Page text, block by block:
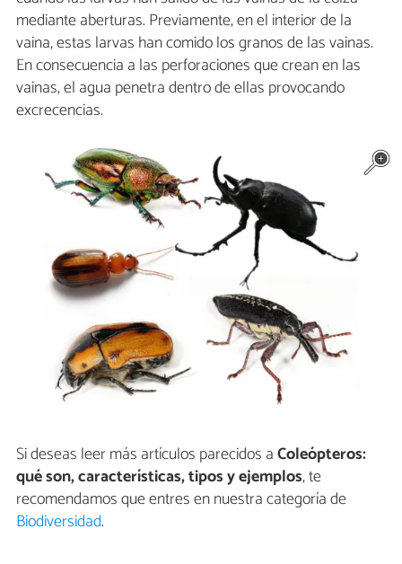
mediante aberturas. Previamente, en el interior de la
vaina, estas larvas han comido los granos de las vainas.
En consecuencia a las perforaciones que crean en las
vainas, el agua penetra dentro de ellas provocando
excrecencias.
Si deseas leer más artículos parecidos aColeópteros:
qué son, características, tipos y ejemplos, te
recomendamos que entres en nuestra categoría de
Biodiversidad.